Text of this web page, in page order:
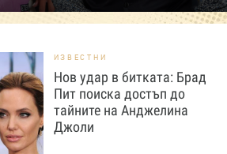
ИЗВЕСТНИ
Нов удар в битката: Брад
Пит поиска достъп до
тайните на Анджелина
Джоли